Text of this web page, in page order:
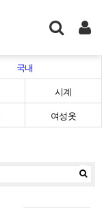
국내
시계
여성옷